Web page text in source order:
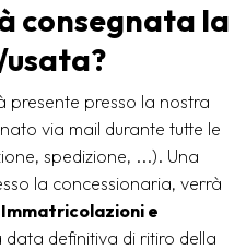
consegnata la
presente presso la nostra
via mail durante tutte le
spedizione, ...). Una
la concessionaria, verrà
e
definitiva di ritiro della